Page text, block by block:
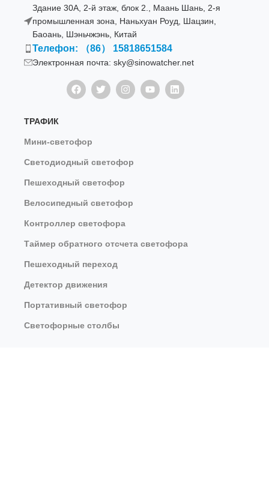
Здание 30A, 2-й этаж, блок 2., Маань Шань, 2-я
промышленная зона, Наньхуан Роуд, Шацзин,
Баоань, Шэньчжэнь, Китай
Телефон: （86） 15818651584
Электронная почта: sky@sinowatcher.net
ТРАФИК
Мини-светофор
Светодиодный светофор
Пешеходный светофор
Велосипедный светофор
Контроллер светофора
Таймер обратного отсчета светофора
Пешеходный переход
Детектор движения
Портативный светофор
Светофорные столбы